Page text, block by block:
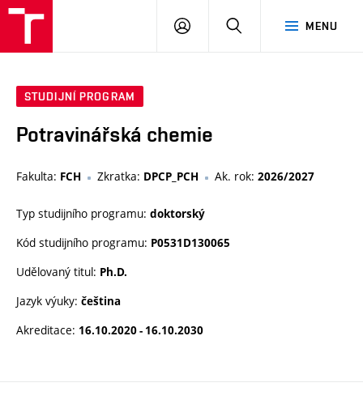
MENU
PŘIHLÁSIT
STUDIJNÍ PROGRAM
Potravinářská chemie
Fakulta: FCH Zkratka: DPCP_PCH Ak. rok: 2026/2027
Typ studijního programu: doktorský
Kód studijního programu: P0531D130065
Udělovaný titul: Ph.D.
Jazyk výuky: čeština
Akreditace: 16.10.2020 - 16.10.2030